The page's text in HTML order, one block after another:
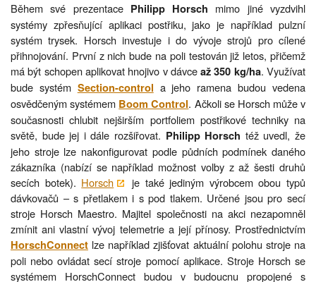
Během své prezentace Philipp Horsch mimo jiné vyzdvihl
systémy zpřesňující aplikaci postřiku, jako je například pulzní
systém trysek. Horsch investuje i do vývoje strojů pro cílené
přihnojování. První z nich bude na poli testován již letos, přičemž
má být schopen aplikovat hnojivo v dávceaž 350 kg/ha. Využívat
bude systém Section-control a jeho ramena budou vedena
osvědčeným systémem Boom Control. Ačkoli se Horsch může v
současnosti chlubit nejširším portfoliem postřikové techniky na
světě, bude jej i dále rozšiřovat. Philipp Horsch též uvedl, že
jeho stroje lze nakonfigurovat podle půdních podmínek daného
zákazníka (nabízí se například možnost volby z až šesti druhů
secích botek). Horsch
je také jediným výrobcem obou typů
dávkovačů – s přetlakem i s pod tlakem. Určené jsou pro secí
stroje Horsch Maestro. Majitel společnosti na akci nezapomněl
zmínit ani vlastní vývoj telemetrie a její přínosy. Prostřednictvím
HorschConnect lze například zjišťovat aktuální polohu stroje na
poli nebo ovládat secí stroje pomocí aplikace. Stroje Horsch se
systémem HorschConnect budou v budoucnu propojené s